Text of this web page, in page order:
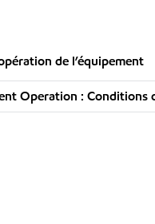
de l’équipement
Operation :